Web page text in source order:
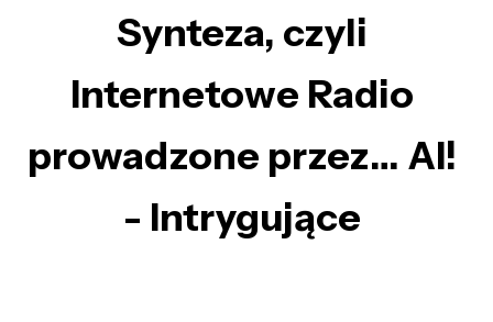
Synteza, czyli
Internetowe Radio
prowadzone przez… AI!
- Intrygujące